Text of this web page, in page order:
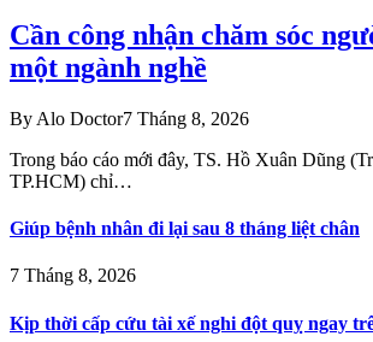
Cần công nhận chăm sóc
một ngành nghề
By Alo Doctor7 Tháng 8, 2026
Trong báo cáo mới đây, TS. Hồ Xuân Dũng
TP.HCM) chỉ…
Giúp bệnh nhân đi lại sau 8 tháng liệt chân
7 Tháng 8, 2026
Kịp thời cấp cứu tài xế nghi đột quỵ ngay